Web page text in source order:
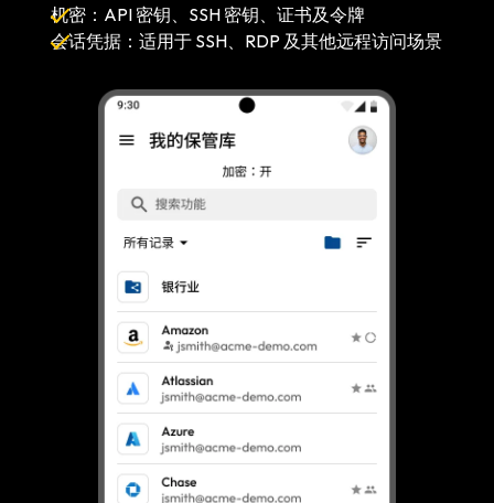
机密： API 密钥、SSH 密钥、证书及令牌
会话凭据： 适用于 SSH、RDP 及其他远程访问场景